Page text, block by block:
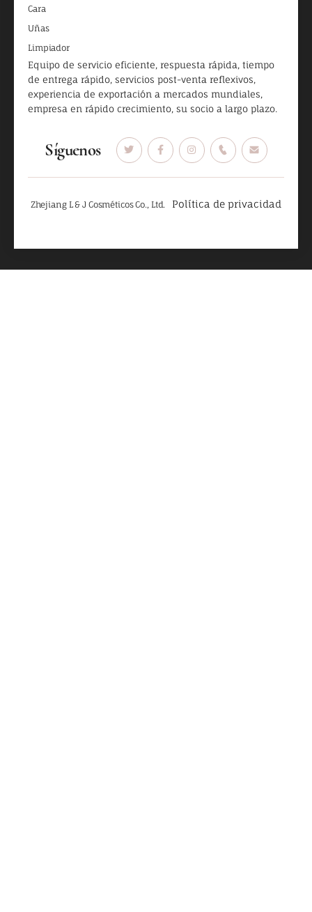
Cara
Uñas
Limpiador
Equipo de servicio eficiente, respuesta rápida, tiempo
de entrega rápido, servicios post-venta reflexivos,
experiencia de exportación a mercados mundiales,
empresa en rápido crecimiento, su socio a largo plazo.
Síguenos
Zhejiang L & J Cosméticos Co., Ltd. Política de privacidad